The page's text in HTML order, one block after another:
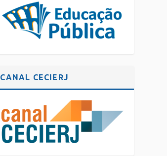
CANAL CECIERJ